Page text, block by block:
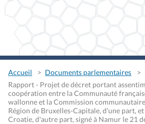
Accueil
Documents parlementaires
Rapport - Projet de décret portant
coopération entre la Communauté
wallonne et la Commission
Région de Bruxelles-Capitale, d'une part,
Croatie, d'autre part, signé à Namur le 21